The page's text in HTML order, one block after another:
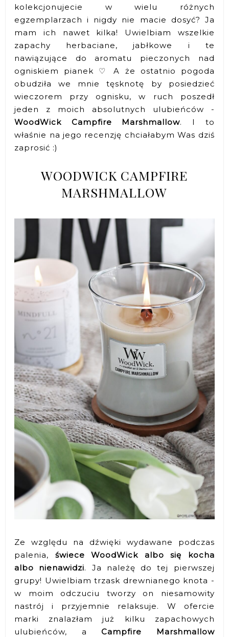
kolekcjonujecie w wielu różnych
egzemplarzach i nigdy nie macie dosyć? Ja
mam ich nawet kilka! Uwielbiam wszelkie
zapachy herbaciane, jabłkowe i te
nawiązujące do aromatu pieczonych nad
ogniskiem pianek ♡ A że ostatnio pogoda
obudziła we mnie tęsknotę by posiedzieć
wieczorem przy ognisku, w ruch poszedł
jeden z moich absolutnych ulubieńców -
WoodWick Campfire Marshmallow. I to
właśnie na jego recenzję chciałabym Was dziś
zaprosić :)
WOODWICK CAMPFIRE
MARSHMALLOW
Ze względu na dźwięki wydawane podczas
palenia, świece WoodWick albo się kocha
albo nienawidzi. Ja należę do tej pierwszej
grupy! Uwielbiam trzask drewnianego knota -
w moim odczuciu tworzy on niesamowity
nastrój i przyjemnie relaksuje. W ofercie
marki znalazłam już kilku zapachowych
ulubieńców, aCampfire Marshmallow